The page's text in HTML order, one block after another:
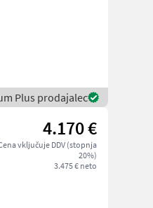
Plus prodajalec
4.170 €
vključuje DDV (stopnja
20%)
3.475 € neto